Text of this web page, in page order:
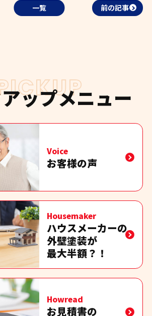
一覧 前の記事
ップメニュー
Voice
お客様の声
Housemaker
ハウスメーカーの
外壁塗装が
最大半額？！
Howread
お見積書の